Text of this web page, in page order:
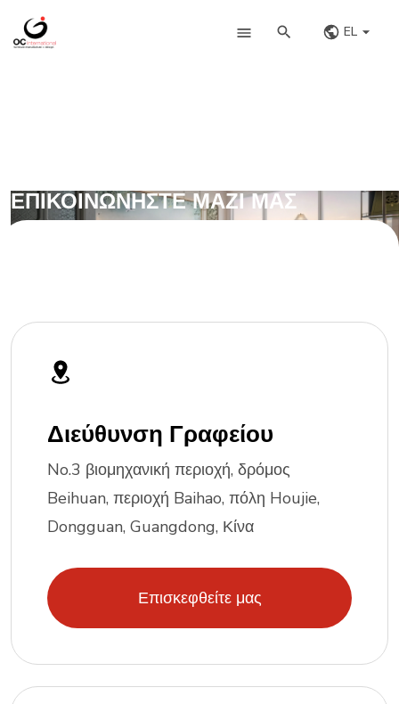
EL
ΕΠΙΚΟΙΝΩΝΗΣΤΕ ΜΑΖΙ ΜΑΣ
Διεύθυνση Γραφείου
No.3 βιομηχανική περιοχή, δρόμος
Beihuan, περιοχή Baihao, πόλη Houjie,
Dongguan, Guangdong, Κίνα
Επισκεφθείτε μας